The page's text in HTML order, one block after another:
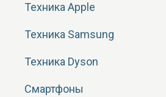
Техника Apple
Техника Samsung
Техника Dyson
Смартфоны